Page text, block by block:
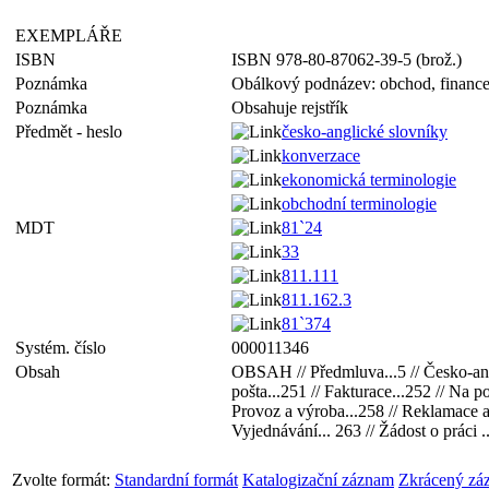
EXEMPLÁŘE
ISBN
ISBN 978-80-87062-39-5 (brož.)
Poznámka
Obálkový podnázev: obchod,
Poznámka
Obsahuje rejstřík
Předmět - heslo
česko-anglické slovníky
konverzace
ekonomická terminologie
obchodní terminologie
MDT
81`24
33
811.111
811.162.3
81`374
Systém. číslo
000011346
Obsah
OBSAH // Předmluva...5 // Česko-
pošta...251 // Fakturace...252 // Na
Provoz a výroba...258 // Reklamace
Vyjednávání... 263 // Žádost o
Zvolte formát: Standardní formát Katalogizační záznam Zkrácený